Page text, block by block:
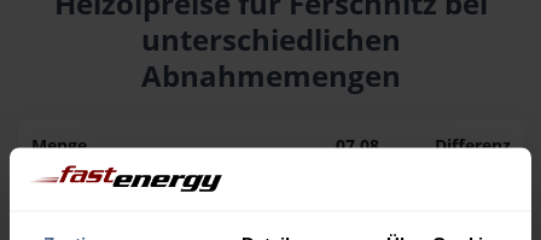
unterschiedlichen
Abnahmemengen
Menge
07.08.
Differenz